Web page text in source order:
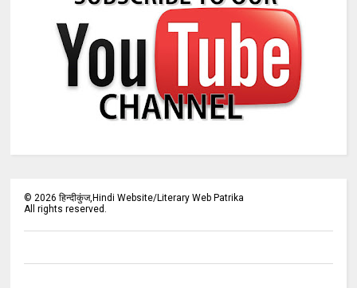
© 2026 हिन्दीकुंज,Hindi Website/Literary Web Patrika
All rights reserved.